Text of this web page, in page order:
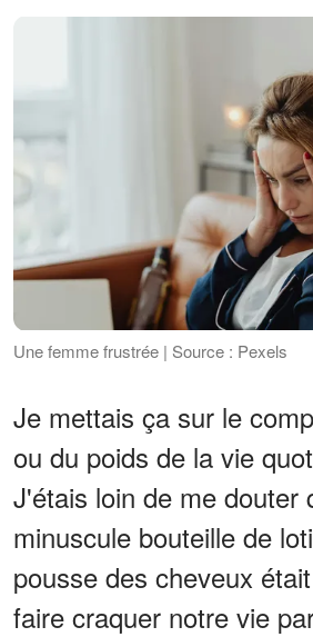
Une femme frustrée | Source : Pexels
Je mettais ça sur le
ou du poids de la vie
J'étais loin de me douter
minuscule bouteille de
pousse des cheveux
faire craquer notre vie